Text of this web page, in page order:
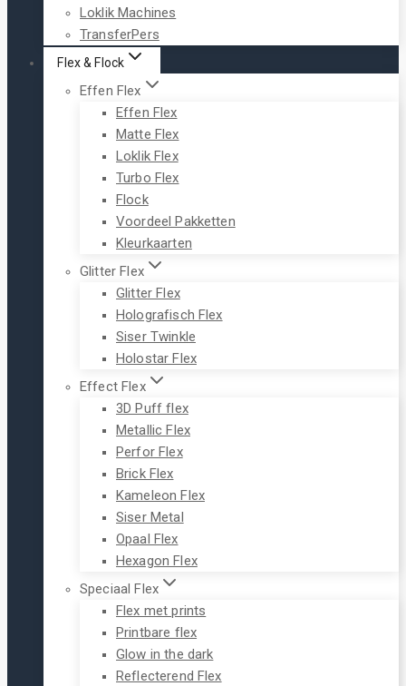
Loklik Machines
TransferPers
Flex & Flock
Effen Flex
Effen Flex
Matte Flex
Loklik Flex
Turbo Flex
Flock
Voordeel Pakketten
Kleurkaarten
Glitter Flex
Glitter Flex
Holografisch Flex
Siser Twinkle
Holostar Flex
Effect Flex
3D Puff flex
Metallic Flex
Perfor Flex
Brick Flex
Kameleon Flex
Siser Metal
Opaal Flex
Hexagon Flex
Speciaal Flex
Flex met prints
Printbare flex
Glow in the dark
Reflecterend Flex